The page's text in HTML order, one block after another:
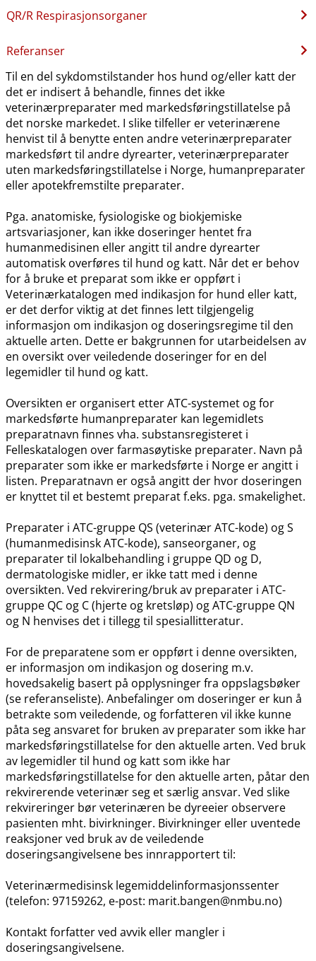
QR​/​R Respirasjonsorganer
Referanser
Til en del sykdomstilstander hos hund og​/​eller katt der
det er indisert å behandle, finnes det ikke
veterinærpreparater med markedsføringstillatelse på
det norske markedet. I slike tilfeller er veterinærene
henvist til å benytte enten andre veterinærpreparater
markedsført til andre dyrearter, veterinærpreparater
uten markedsføringstillatelse i Norge, humanpreparater
eller apotekfremstilte preparater.
Pga. anatomiske, fysiologiske og biokjemiske
artsvariasjoner, kan ikke doseringer hentet fra
humanmedisinen eller angitt til andre dyrearter
automatisk overføres til hund og katt. Når det er behov
for å bruke et preparat som ikke er oppført i
Veterinærkatalogen med indikasjon for hund eller katt,
er det derfor viktig at det finnes lett tilgjengelig
informasjon om indikasjon og doseringsregime til den
aktuelle arten. Dette er bakgrunnen for utarbeidelsen av
en oversikt over veiledende doseringer for en del
legemidler til hund og katt.
Oversikten er organisert etter ATC-systemet og for
markedsførte humanpreparater kan legemidlets
preparatnavn finnes vha. substansregisteret i
Felleskatalogen over farmasøytiske preparater. Navn på
preparater som ikke er markedsførte i Norge er angitt i
listen. Preparatnavn er også angitt der hvor doseringen
er knyttet til et bestemt preparat f.eks. pga. smakelighet.
Preparater i ATC-gruppe QS (veterinær ATC-kode) og S
(humanmedisinsk ATC-kode), sanseorganer, og
preparater til lokalbehandling i gruppe QD og D,
dermatologiske midler, er ikke tatt med i denne
oversikten. Ved rekvirering​/​bruk av preparater i ATC-
gruppe QC og C (hjerte og kretsløp) og ATC-gruppe QN
og N henvises det i tillegg til spesiallitteratur.
For de preparatene som er oppført i denne oversikten,
er informasjon om indikasjon og dosering m.v.
hovedsakelig basert på opplysninger fra oppslagsbøker
(se referanseliste). Anbefalinger om doseringer er kun å
betrakte som veiledende, og forfatteren vil ikke kunne
påta seg ansvaret for bruken av preparater som ikke har
markedsføringstillatelse for den aktuelle arten. Ved bruk
av legemidler til hund og katt som ikke har
markedsføringstillatelse for den aktuelle arten, påtar den
rekvirerende veterinær seg et særlig ansvar. Ved slike
rekvireringer bør veterinæren be dyreeier observere
pasienten mht. bivirkninger. Bivirkninger eller uventede
reaksjoner ved bruk av de veiledende
doseringsangivelsene bes innrapportert til:
Veterinærmedisinsk legemiddelinformasjonssenter
(telefon: 97159262, e-post: marit.bangen@nmbu.no)
Kontakt forfatter ved avvik eller mangler i
doseringsangivelsene.